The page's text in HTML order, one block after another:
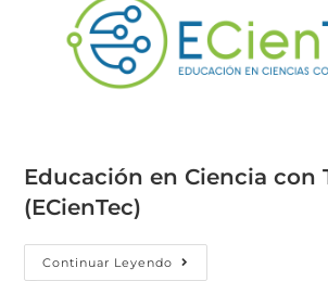
Educación en Ciencia con
(ECienTec)
Continuar Leyendo